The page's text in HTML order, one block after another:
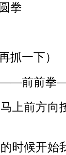
拳
抓一下）
——前前
上前方向
时候开始